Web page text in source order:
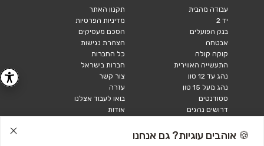
עבודה מהבית
יד 2
בנק הפועלים
אבטחה
קוקה קולה
התעשייה האווירית
נהג עד 12 טון
נהג מעל 15 טון
סטודנטים
דרושים נהגים
טבלאות שכר
תקנון האתר
מדיניות הפרטיות
הסכם מעסיקים
הצהרת נגישות
כל החברות
חברות בישראל
צור קשר
עזרה
בואו לעבוד אצלנו
אודות
🍪 אוהבים עוגיות? גם אנחנו